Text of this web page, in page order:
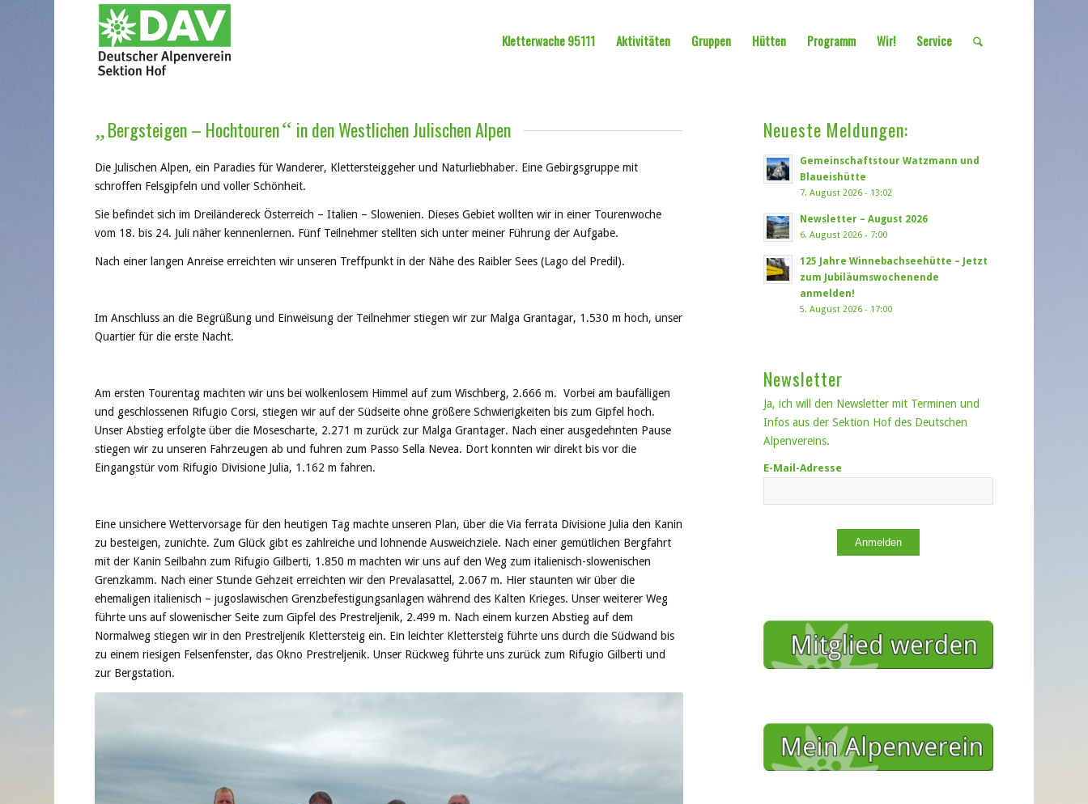
Kletterwache 95111 Aktivitäten Gruppen Hütten Programm Wir! Service
„Bergsteigen – Hochtouren“ in den Westlichen Julischen Alpen
Die Julischen Alpen, ein Paradies für Wanderer, Klettersteiggeher und Naturliebhaber. Eine Gebirgsgruppe mit
schroffen Felsgipfeln und voller Schönheit.
Sie befindet sich im Dreiländereck Österreich – Italien – Slowenien. Dieses Gebiet wollten wir in einer Tourenwoche
vom 18. bis 24. Juli näher kennenlernen. Fünf Teilnehmer stellten sich unter meiner Führung der Aufgabe.
Nach einer langen Anreise erreichten wir unseren Treffpunkt in der Nähe des Raibler Sees (Lago del Predil).
Im Anschluss an die Begrüßung und Einweisung der Teilnehmer stiegen wir zur Malga Grantagar, 1.530 m hoch, unser
Quartier für die erste Nacht.
Am ersten Tourentag machten wir uns bei wolkenlosem Himmel auf zum Wischberg, 2.666 m. Vorbei am baufälligen
und geschlossenen Rifugio Corsi, stiegen wir auf der Südseite ohne größere Schwierigkeiten bis zum Gipfel hoch.
Unser Abstieg erfolgte über die Mosescharte, 2.271 m zurück zur Malga Grantager. Nach einer ausgedehnten Pause
stiegen wir zu unseren Fahrzeugen ab und fuhren zum Passo Sella Nevea. Dort konnten wir direkt bis vor die
Eingangstür vom Rifugio Divisione Julia, 1.162 m fahren.
Eine unsichere Wettervorsage für den heutigen Tag machte unseren Plan, über die Via ferrata Divisione Julia den Kanin
zu besteigen, zunichte. Zum Glück gibt es zahlreiche und lohnende Ausweichziele. Nach einer gemütlichen Bergfahrt
mit der Kanin Seilbahn zum Rifugio Gilberti, 1.850 m machten wir uns auf den Weg zum italienisch-slowenischen
Grenzkamm. Nach einer Stunde Gehzeit erreichten wir den Prevalasattel, 2.067 m. Hier staunten wir über die
ehemaligen italienisch – jugoslawischen Grenzbefestigungsanlagen während des Kalten Krieges. Unser weiterer Weg
führte uns auf slowenischer Seite zum Gipfel des Prestreljenik, 2.499 m. Nach einem kurzen Abstieg auf dem
Normalweg stiegen wir in den Prestreljenik Klettersteig ein. Ein leichter Klettersteig führte uns durch die Südwand bis
zu einem riesigen Felsenfenster, das Okno Prestreljenik. Unser Rückweg führte uns zurück zum Rifugio Gilberti und
zur Bergstation.
Neueste Meldungen:
Gemeinschaftstour Watzmann und
Blaueishütte
7. August 2026 - 13:02
Newsletter – August 2026
6. August 2026 - 7:00
125 Jahre Winnebachseehütte – Jetzt
zum Jubiläumswochenende
anmelden!
5. August 2026 - 17:00
Newsletter
Ja, ich will den Newsletter mit Terminen und
Infos aus der Sektion Hof des Deutschen
Alpenvereins.
E-Mail-Adresse
Anmelden